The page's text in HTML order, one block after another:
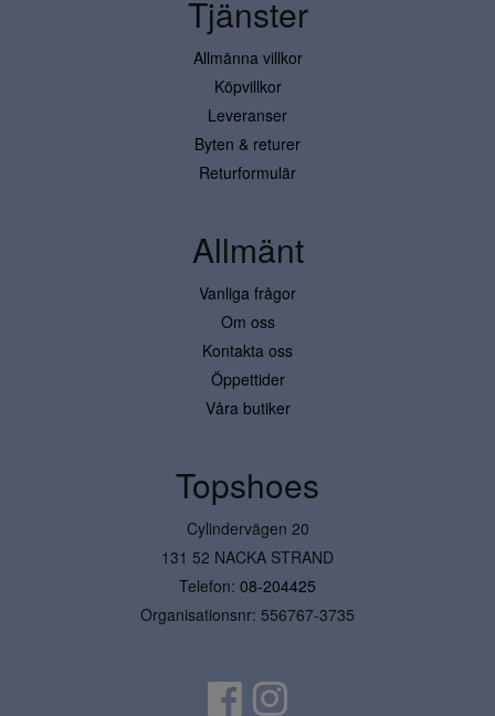
Tjänster
Allmänna villkor
Köpvillkor
Leveranser
Byten & returer
Returformulär
Allmänt
Vanliga frågor
Om oss
Kontakta oss
Öppettider
Våra butiker
Topshoes
Cylindervägen 20
131 52 NACKA STRAND
Telefon: 08-204425
Organisationsnr: 556767-3735